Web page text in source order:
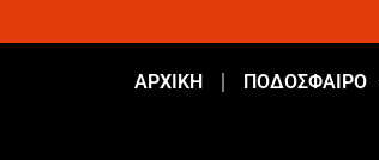
ΑΡΧΙΚΗ ΠΟΔΟΣΦΑΙΡΟ